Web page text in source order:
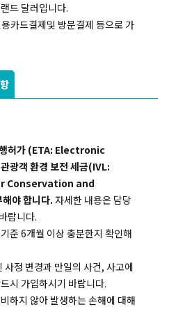
드 달러입니다.
카드결제및 방문결제 등으로 가
허가 (ETA: Electronic
객 환경 보전 세금(IVL:
Conservation and
야 합니다. 자세한 내용은 담당
랍니다.
준 6개월 이상 충분한지 확인해
사정 변경과 만일의 사건, 사고에
시 가입하시기 바랍니다.
하지 않아 발생하는 손해에 대해
복사하기